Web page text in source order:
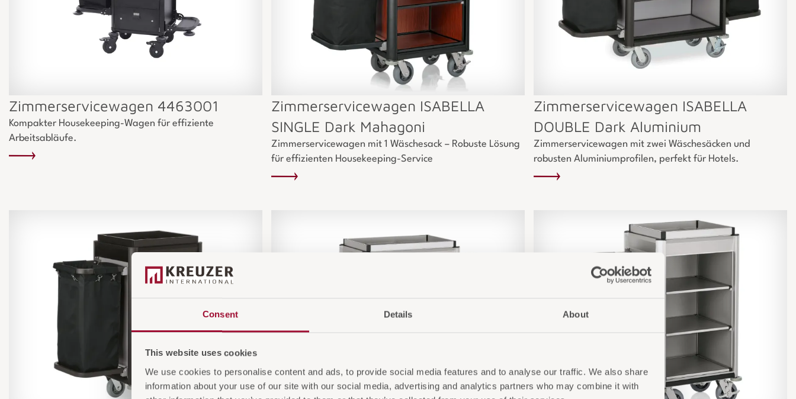
Consent Details About
This website uses cookies
We use cookies to personalise content and ads, to provide social media features and to analyse our traffic. We also share
information about your use of our site with our social media, advertising and analytics partners who may combine it with
Zimmerservicewagen 4463001
Kompakter Housekeeping-Wagen für effiziente
Arbeitsabläufe.
Zimmerservicewagen ISABELLA
SINGLE Dark Mahagoni
Zimmerservicewagen mit 1 Wäschesack – Robuste Lösung
für effizienten Housekeeping-Service
Zimmerservicewagen ISABELLA
DOUBLE Dark Aluminium
Zimmerservicewagen mit zwei Wäschesäcken und
robusten Aluminiumprofilen, perfekt für Hotels.